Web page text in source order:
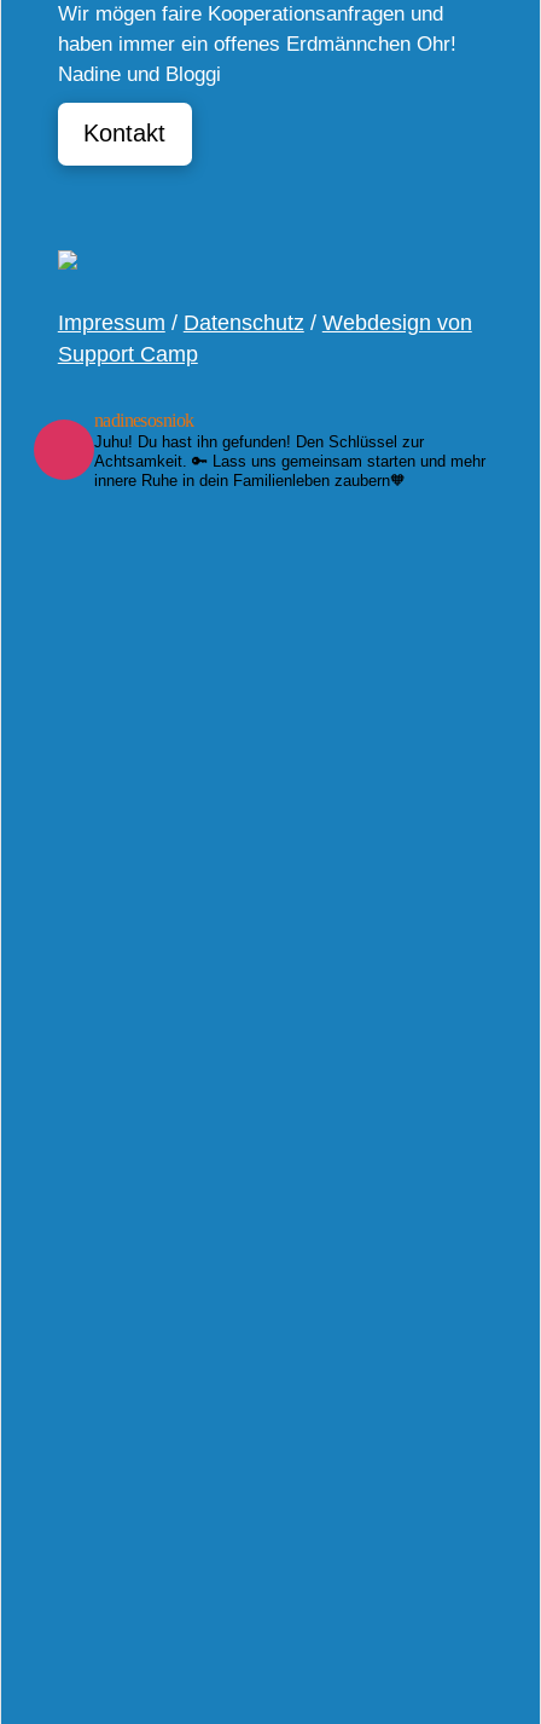
Wir mögen faire Kooperationsanfragen und
haben immer ein offenes Erdmännchen Ohr!
Nadine und Bloggi
Kontakt
Impressum / Datenschutz / Webdesign von
Support Camp
nadinesosniok
Juhu! Du hast ihn gefunden! Den Schlüssel zur
Achtsamkeit. 🔑 Lass uns gemeinsam starten und mehr
innere Ruhe in dein Familienleben zaubern🧡